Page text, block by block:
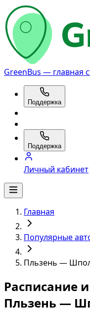
GreenBus — главная
Поддержка
Поддержка
Личный кабинет
Главная
Популярные
Пльзень —
Расписание
Пльзень —